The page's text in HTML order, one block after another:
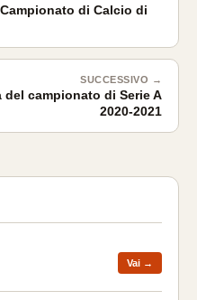
di Calcio di
SUCCESSIVO →
campionato di Serie A
2020-2021
Vai →